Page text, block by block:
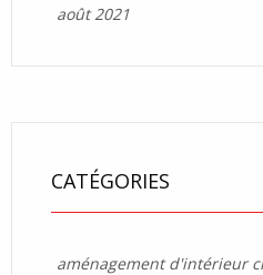
août 2021
CATÉGORIES
aménagement d'intérieur